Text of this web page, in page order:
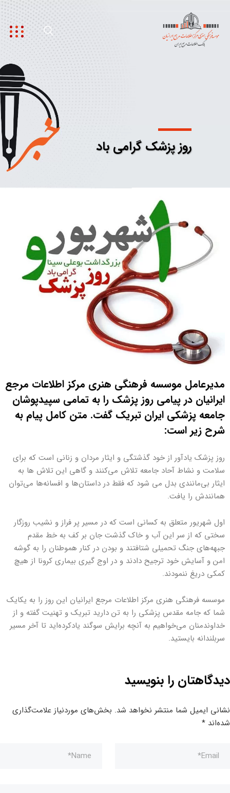
روز پزشک گرامی باد
مدیرعامل موسسه فرهنگی هنری مرکز اطلاعات مرجع
ایرانیان در پیامی روز پزشک را به تمامی سپیدپوشان
جامعه پزشکی ایران تبریک گفت. متن کامل پیام به
شرح زیر است:
روز پزشک یادآور از خود گذشتگی و ایثار مردان و زنانی است که برای
سلامت و نشاط آحاد جامعه تلاش می‌کنند و گاهی این تلاش ها به
ایثار بی‌مانندی بدل می شود که فقط در داستان‌ها و افسانه‌ها می‌توان
همانندش را یافت.
اول شهریور متعلق به کسانی است که در مسیر پر فراز و نشیب روزگار
سختی که از سر این آب و خاک گذشت جان بر کف به خط مقدم
جبهه‌های جنگ تحمیلی شتافتند و بودن در کنار هموطنان را به گوشه
امن و آسایش خود ترجیح دادند و در اوج گیری بیماری کرونا از هیچ
کمکی دریغ ننمودند.
موسسه فرهنگی هنری مرکز اطلاعات مرجع ایرانیان این روز را به یکایک
شما که جامه مقدس پزشکی را به تن دارید تبریک و تهنیت گفته و از
خداوندمنان می‌خواهیم به آنچه برایش سوگند یادکرده‌اید تا آخر مسیر
سربلندانه بایستید.
دیدگاهتان را بنویسید
نشانی ایمیل شما منتشر نخواهد شد. بخش‌های موردنیاز علامت‌گذاری
شده‌اند *